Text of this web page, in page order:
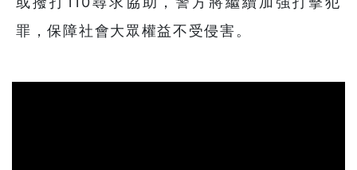
罪，保障社會大眾權益不受侵害。